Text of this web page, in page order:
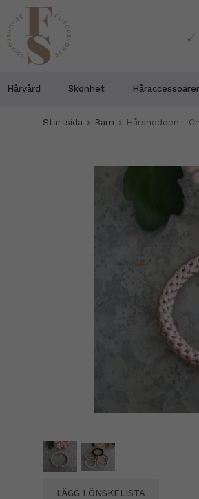
Hårvård Skönhet Håraccessoarer
Startsida Barn Hårsnodden -
LÄGG I ÖNSKELISTA